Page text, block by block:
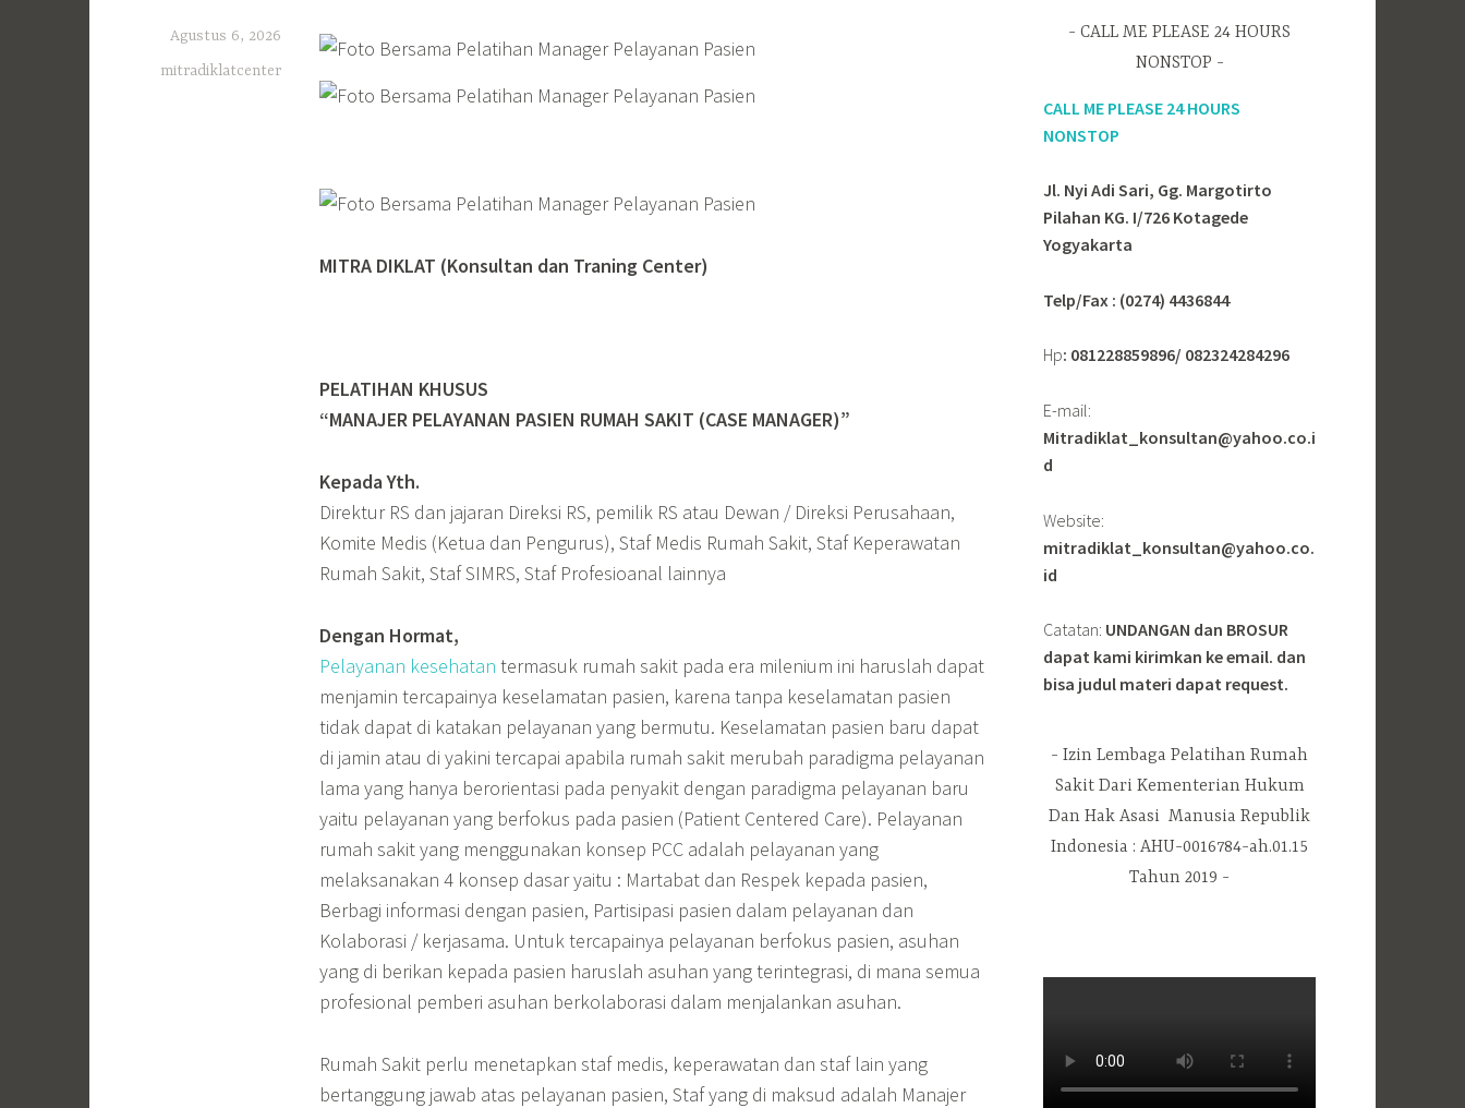
Agustus 6, 2026
mitradiklatcenter
MITRA DIKLAT (Konsultan dan Traning Center)
PELATIHAN KHUSUS
“MANAJER PELAYANAN PASIEN RUMAH SAKIT (CASE MANAGER)”
Kepada Yth.
Direktur RS dan jajaran Direksi RS, pemilik RS atau Dewan / Direksi Perusahaan,
Komite Medis (Ketua dan Pengurus), Staf Medis Rumah Sakit, Staf Keperawatan
Rumah Sakit, Staf SIMRS, Staf Profesioanal lainnya
Dengan Hormat,
Pelayanan kesehatan termasuk rumah sakit pada era milenium ini haruslah dapat
menjamin tercapainya keselamatan pasien, karena tanpa keselamatan pasien
tidak dapat di katakan pelayanan yang bermutu. Keselamatan pasien baru dapat
di jamin atau di yakini tercapai apabila rumah sakit merubah paradigma pelayanan
lama yang hanya berorientasi pada penyakit dengan paradigma pelayanan baru
yaitu pelayanan yang berfokus pada pasien (Patient Centered Care). Pelayanan
rumah sakit yang menggunakan konsep PCC adalah pelayanan yang
melaksanakan 4 konsep dasar yaitu : Martabat dan Respek kepada pasien,
Berbagi informasi dengan pasien, Partisipasi pasien dalam pelayanan dan
Kolaborasi / kerjasama. Untuk tercapainya pelayanan berfokus pasien, asuhan
yang di berikan kepada pasien haruslah asuhan yang terintegrasi, di mana semua
profesional pemberi asuhan berkolaborasi dalam menjalankan asuhan.
Rumah Sakit perlu menetapkan staf medis, keperawatan dan staf lain yang
bertanggung jawab atas pelayanan pasien, Staf yang di maksud adalah Manajer
t
u
CALL ME PLEASE 24 HOURS
NONSTOP
CALL ME PLEASE 24 HOURS
NONSTOP
Jl. Nyi Adi Sari, Gg. Margotirto
Pilahan KG. I/726 Kotagede
Yogyakarta
Telp/Fax : (0274) 4436844
Hp: 081228859896/ 082324284296
E-mail:
Mitradiklat_konsultan@yahoo.co.i
d
Website:
mitradiklat_konsultan@yahoo.co.
id
Catatan: UNDANGAN dan BROSUR
dapat kami kirimkan ke email. dan
bisa judul materi dapat request.
Izin Lembaga Pelatihan Rumah
Sakit Dari Kementerian Hukum
Dan Hak Asasi Manusia Republik
Indonesia : AHU-0016784-ah.01.15
Tahun 2019